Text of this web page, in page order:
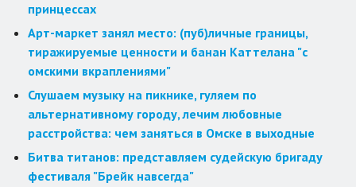
принцессах
Арт-маркет занял место: (пуб)личные границы,
тиражируемые ценности и банан Каттелана "с
омскими вкраплениями"
Слушаем музыку на пикнике, гуляем по
альтернативному городу, лечим любовные
расстройства: чем заняться в Омске в выходные
Битва титанов: представляем судейскую бригаду
фестиваля "Брейк навсегда"